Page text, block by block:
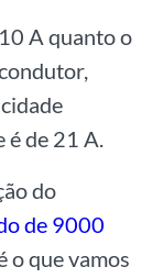
A quanto o
é de 21 A.
do
de 9000
o que vamos